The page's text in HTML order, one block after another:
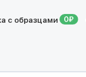
с образцами